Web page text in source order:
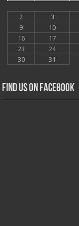
2
3
9
10
16
17
23
24
30
31
Find us on Facebook